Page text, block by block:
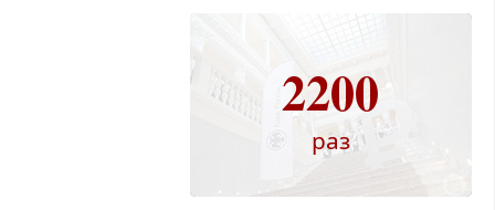
2200
раз